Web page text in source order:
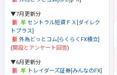
▼7月更新分
セントラル短資ＦＸ[ダイレク
トプラス]
外為どっとコム[らくらくFX積立]
(開設とアンケート回答)
▼6月更新分
トレイダーズ証券[みんなのFX]